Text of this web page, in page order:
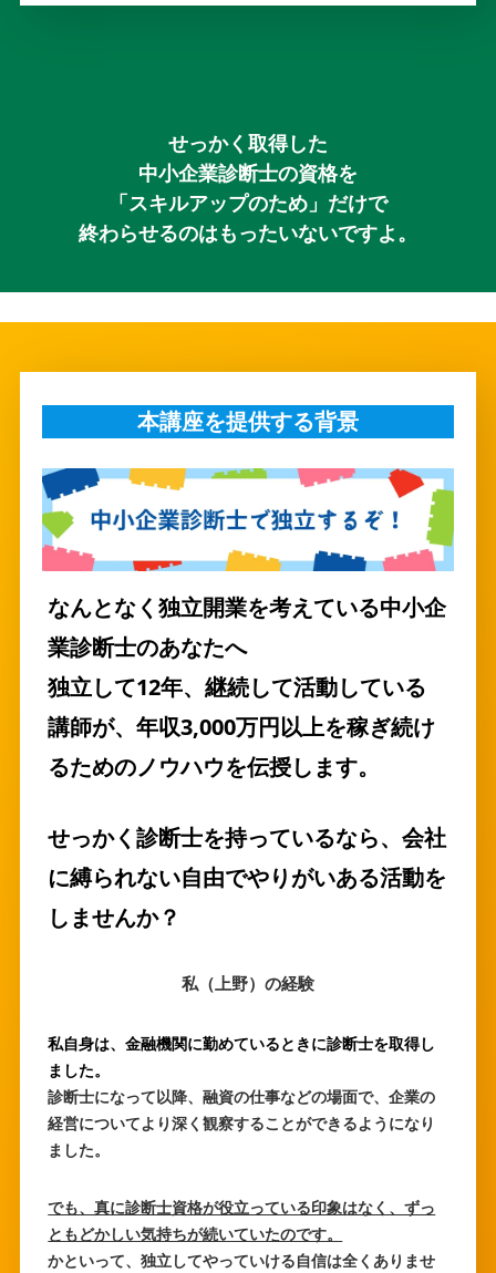
せっかく取得した
中小企業診断士の資格を
「スキルアップのため」だけで
終わらせるのはもったいないですよ。
本講座を提供する背景
なんとなく独立開業を考えている中小企
業診断士のあなたへ
独立して12年、継続して活動している
講師が、年収3,000万円以上を稼ぎ続け
るためのノウハウを伝授します。
せっかく診断士を持っているなら、会社
に縛られない自由でやりがいある活動を
しませんか？
私（上野）の経験
私自身は、金融機関に勤めているときに診断士を取得し
ました。
診断士になって以降、融資の仕事などの場面で、企業の
経営についてより深く観察することができるようになり
ました。
でも、真に診断士資格が役立っている印象はなく、ずっ
ともどかしい気持ちが続いていたのです。
かといって、独立してやっていける自信は全くありませ